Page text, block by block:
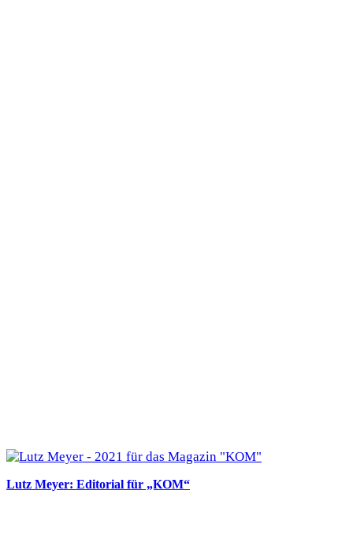
Lutz Meyer: Editorial für „KOM“